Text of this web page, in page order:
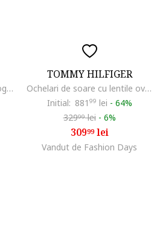
Ochelari de soare ovali cu logo discret, Auriu/Alb murdar
TOMMY HILFIGER
Ochelari de soare cu lentile ovale, Alb murdar
Initial: 881 99 lei - 64%
32999lei - 6%
30999lei
Vandut de Fashion Days